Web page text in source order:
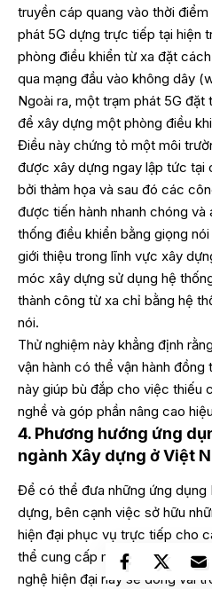
truyền cáp quang vào thời
phát 5G dựng trực tiếp tại hiện
phòng điều khiển từ xa đặt
qua mạng đầu vào không dây
Ngoài ra, một trạm phát 5G
để xây dựng một phòng điều
Điều này chứng tỏ một môi
được xây dựng ngay lập tức tại
bởi thảm họa và sau đó các
được tiến hành nhanh chóng và
thống điều khiển bằng giọng
giới thiệu trong lĩnh vực xây
móc xây dựng sử dụng hệ
thành công từ xa chỉ bằng hệ
nói.
Thử nghiệm này khẳng định
vận hành có thể vận hành đồng
này giúp bù đắp cho việc thiếu
nghề và góp phần nâng cao
4. Phương hướng ứng
ngành Xây dựng ở Việt
Để có thể đưa những ứng dụng
dựng, bên cạnh việc sở hữu
hiện đại phục vụ trực tiếp cho
thể cung cấp một “môi
nghệ hiện đại này sẽ đóng vai